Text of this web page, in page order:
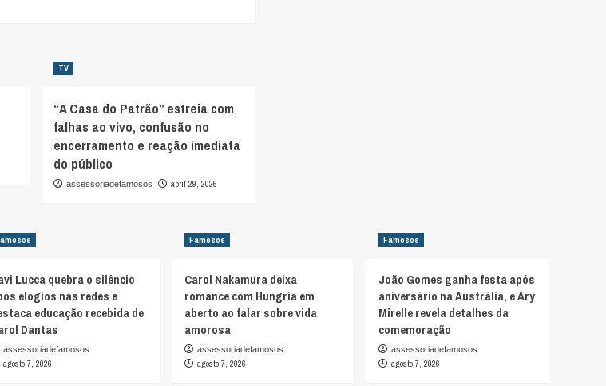
TV
“A Casa do Patrão” estreia com
falhas ao vivo, confusão no
encerramento e reação imediata
do público
assessoriadefamosos abril 29, 2026
Lucca quebra o silêncio
elogios nas redes e
educação recebida de
Dantas
assessoriadefamosos
agosto 7, 2026
Famosos
Carol Nakamura deixa
romance com Hungria em
aberto ao falar sobre vida
amorosa
assessoriadefamosos
agosto 7, 2026
Famosos
João Gomes ganha festa após
aniversário na Austrália, e Ary
Mirelle revela detalhes da
comemoração
assessoriadefamosos
agosto 7, 2026